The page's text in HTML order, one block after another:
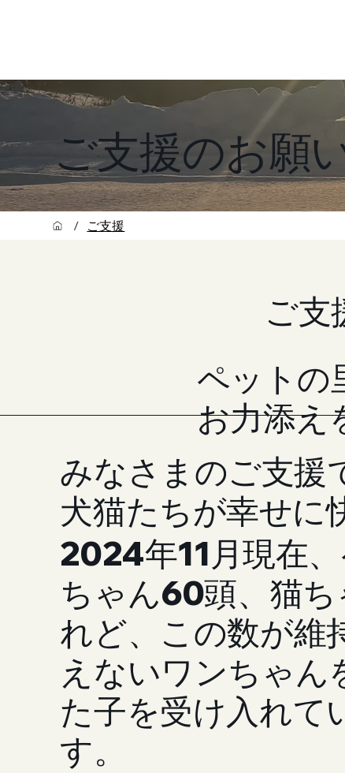
ご支援のお願
/ ご支援
ご支
ペットの
お力添え
みなさまのご支援
犬猫たちが幸せに
2024年11月現在
ちゃん60頭、猫
れど、この数が維
えないワンちゃん
た子を受け入れて
す。